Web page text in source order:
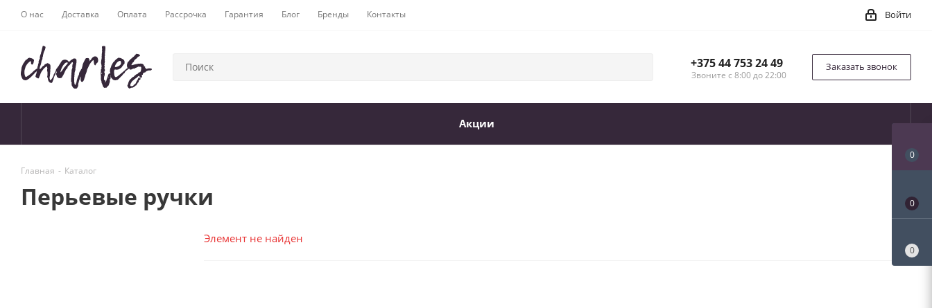
О нас Доставка Оплата Рассрочка Гарантия Блог Бренды Контакты Войти
+375 44 753 24 49
Звоните с 8:00 до 22:00
Заказать звонок
Акции
Главная - Каталог
Перьевые ручки
Элемент не найден
0
0
0